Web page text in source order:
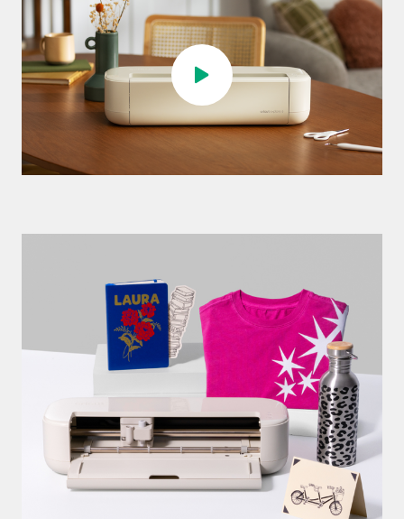
Jouer la vidéo